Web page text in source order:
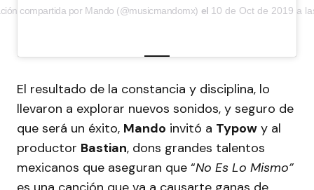
compartida por Mando (@musicmandomx) el 10 de Oct de 2019 a
El resultado de la constancia y disciplina, lo
llevaron a explorar nuevos sonidos, y seguro de
que será un éxito, Mando invitó a Typow y al
productor Bastian, dons grandes talentos
mexicanos que aseguran que “No Es Lo Mismo”